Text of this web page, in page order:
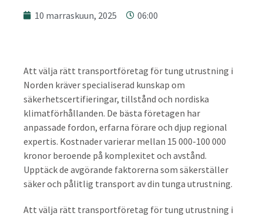
10 marraskuun, 2025 06:00
Att välja rätt transportföretag för tung utrustning i
Norden kräver specialiserad kunskap om
säkerhetscertifieringar, tillstånd och nordiska
klimatförhållanden. De bästa företagen har
anpassade fordon, erfarna förare och djup regional
expertis. Kostnader varierar mellan 15 000-100 000
kronor beroende på komplexitet och avstånd.
Upptäck de avgörande faktorerna som säkerställer
säker och pålitlig transport av din tunga utrustning.
Att välja rätt transportföretag för tung utrustning i